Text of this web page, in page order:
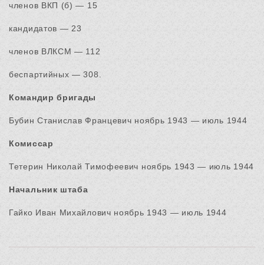
членов ВКП (б) — 15
кандидатов — 23
членов ВЛКСМ — 112
беспартийных — 308.
Командир бригады
Бубин Станислав Францевич ноябрь 1943 — июль 1944
Комиссар
Тетерин Николай Тимофеевич ноябрь 1943 — июль 1944
Начальник штаба
Гайко Иван Михайлович ноябрь 1943 — июль 1944